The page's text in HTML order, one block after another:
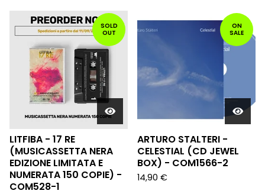
PRODOTTI
IN
PRIMO
PIANO
SOLD
OUT
LITFIBA - 17 RE
(MUSICASSETTA NERA
EDIZIONE LIMITATA E
NUMERATA 150 COPIE) -
COM528-1
ON
SALE
ARTURO STALTERI -
CELESTIAL (CD JEWEL
BOX) - COM1566-2
14,90 €